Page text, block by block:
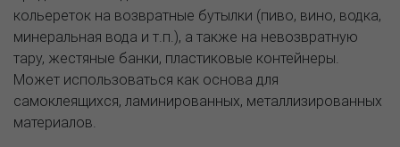
кольереток на возвратные бутылки (пиво, вино, водка,
минеральная вода и т.п.), а также на невозвратную
тару, жестяные банки, пластиковые контейнеры.
Может использоваться как основа для
самоклеящихся, ламинированных, металлизированных
материалов.